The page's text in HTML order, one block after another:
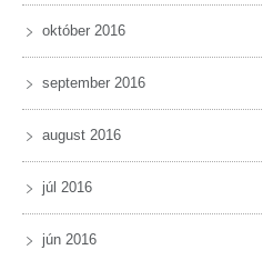
október 2016
september 2016
august 2016
júl 2016
jún 2016